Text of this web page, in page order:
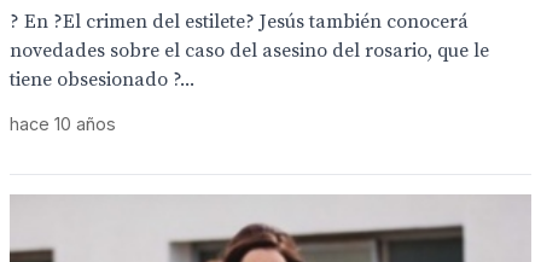
? En ?El crimen del estilete? Jesús también conocerá
novedades sobre el caso del asesino del rosario, que le
tiene obsesionado ?...
hace 10 años